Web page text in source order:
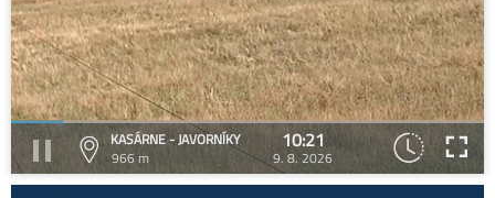
KASÁRNE - JAVORNÍKY
966 m
10:21
9. 8. 2026